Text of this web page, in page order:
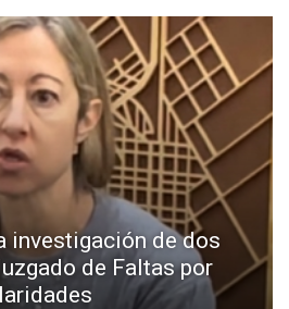
investigación de dos
de Faltas por